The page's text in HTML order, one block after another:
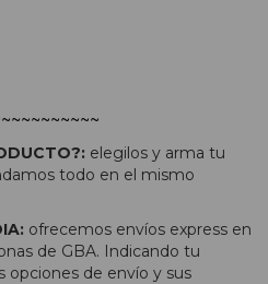
elegilos y arma tu
todo en el mismo
ofrecemos envíos express en
de GBA. Indicando tu
opciones de envío y sus